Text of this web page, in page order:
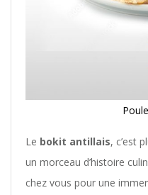
Le bokit antillais, c’est
un morceau d’histoire
chez vous pour une